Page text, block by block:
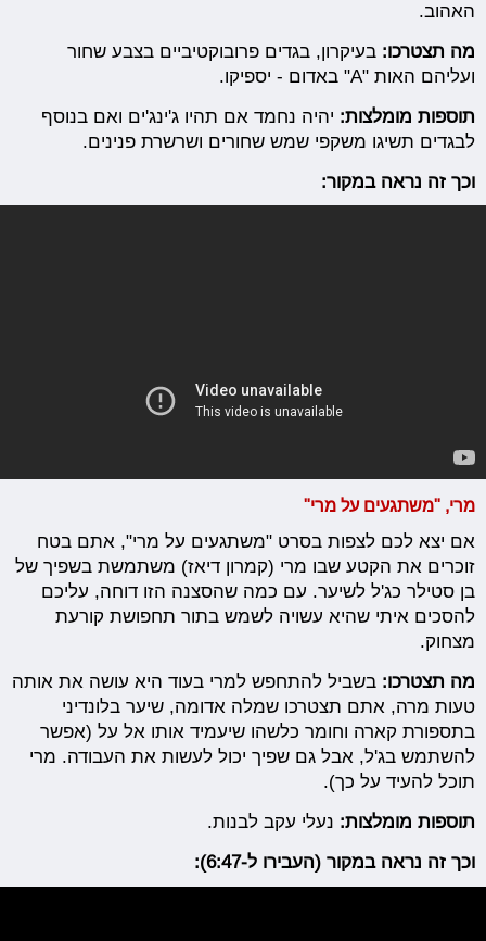
האהוב.
מה תצטרכו: בעיקרון, בגדים פרובוקטיביים בצבע שחור
ועליהם האות "A" באדום - יספיקו.
תוספות מומלצות: יהיה נחמד אם תהיו ג'ינג'ים ואם בנוסף
לבגדים תשיגו משקפי שמש שחורים ושרשרת פנינים.
וכך זה נראה במקור:
מרי, "משתגעים על מרי"
אם יצא לכם לצפות בסרט "משתגעים על מרי", אתם בטח
זוכרים את הקטע שבו מרי (קמרון דיאז) משתמשת בשפיך של
בן סטילר כג'ל לשיער. עם כמה שהסצנה הזו דוחה, עליכם
להסכים איתי שהיא עשויה לשמש בתור תחפושת קורעת
מצחוק.
מה תצטרכו: בשביל להתחפש למרי בעוד היא עושה את אותה
טעות מרה, אתם תצטרכו שמלה אדומה, שיער בלונדיני
בתספורת קארה וחומר כלשהו שיעמיד אותו אל על (אפשר
להשתמש בג'ל, אבל גם שפיך יכול לעשות את העבודה. מרי
תוכל להעיד על כך).
תוספות מומלצות: נעלי עקב לבנות.
וכך זה נראה במקור (העבירו ל-6:47):